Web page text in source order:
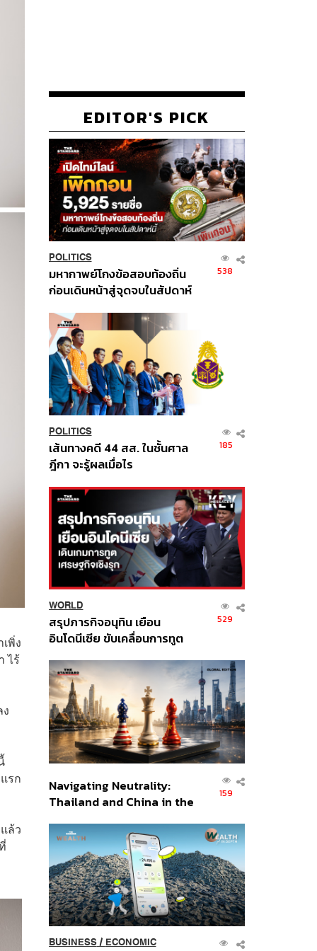
พิ่ง
ไร้
รก
ล้ว
EDITOR'S PICK
POLITICS
มหากาพย์โกงข้อสอบท้องถิ่น
ก่อนเดินหน้าสู่จุดจบในสัปดาห์
538
POLITICS
เส้นทางคดี 44 สส. ในชั้นศาล
ฎีกา จะรู้ผลเมื่อไร
185
WORLD
สรุปภารกิจอนุทิน เยือน
อินโดนีเซีย ขับเคลื่อนการทูต
ส่วนยุทธศาสตร์ไทย –
อินโดนีเซีย
529
Navigating Neutrality:
Thailand and China in the
Order
159
BUSINESS/ ECONOMIC